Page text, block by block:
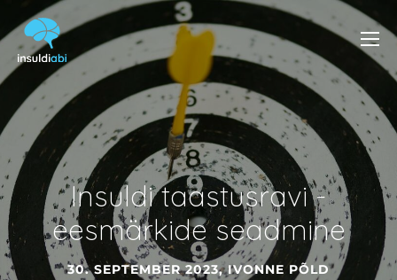
Insuldi taastusravi -
eesmärkide seadmine
30. SEPTEMBER 2023,IVONNE PÕLD